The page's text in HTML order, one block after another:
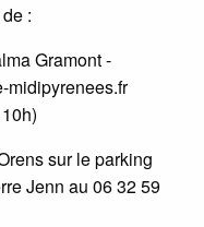
:
Gramont -
midipyrenees.fr
sur le parking
Jenn au 06 32 59